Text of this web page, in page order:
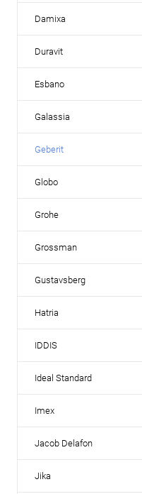
Damixa
Duravit
Esbano
Galassia
Geberit
Globo
Grohe
Grossman
Gustavsberg
Hatria
IDDIS
Ideal Standard
Imex
Jacob Delafon
Jika